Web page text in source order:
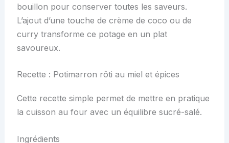
bouillon pour conserver toutes les saveurs.
L’ajout d’une touche de crème de coco ou de
curry transforme ce potage en un plat
savoureux.
Recette : Potimarron rôti au miel et épices
Cette recette simple permet de mettre en pratique
la cuisson au four avec un équilibre sucré-salé.
Ingrédients